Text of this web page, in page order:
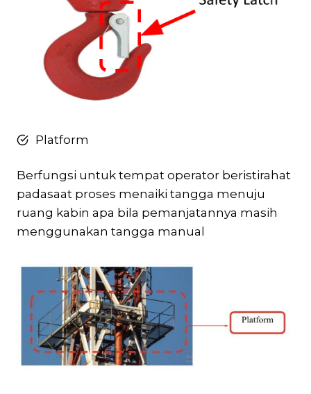
Platform
Berfungsi untuk tempat operator beristirahat
padasaat proses menaiki tangga menuju
ruang kabin apa bila pemanjatannya masih
menggunakan tangga manual